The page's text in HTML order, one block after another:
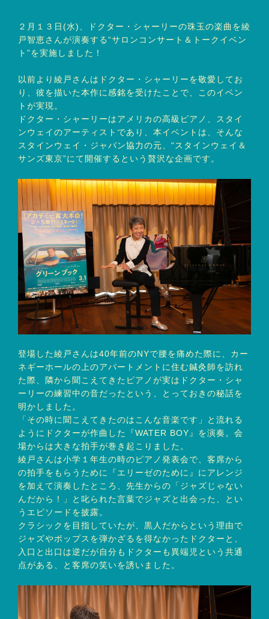
２月１３日(水)、ドクター・シャーリーの珠玉の楽曲を綾
戸智恵さんが演奏する“サロンコンサート＆トークイベン
ト”を実施しました！
以前より綾戸さんはドクター・シャーリーを敬愛してお
り、彼を描いた本作に感銘を受けたことで、このイベン
トが実現。
ドクター・シャーリーはアメリカの高級ピアノ、スタイ
ンウェイのアーティストであり、本イベントは、そんな
スタインウェイ・ジャパン協力の元、“スタインウェイ＆
サンズ東京”にて開催するという贅沢な企画です。
登場した綾戸さんは40年前のNYで腰を痛めた際に、カー
ネギーホールの上のアパートメントに住む鍼灸師を訪れ
た際、隣から聞こえてきたピアノが実はドクター・シャ
ーリーの練習中の音だったという、とっておきの秘話を
明かしました。
「その時に聞こえてきたのはこんな音楽です」と流れる
ようにドクターが作曲した『WATER BOY』を演奏。会
場からは大きな拍手が巻き起こりました。
綾戸さんは小学１年生の時のピアノ発表会で、客席から
の拍手をもらうために『エリーゼのために』にアレンジ
を加えて演奏したところ、先生からの「ジャズじゃない
んだから！」と叱られた言葉でジャズと出会った、とい
うエピソードを披露。
クラシックを目指していたが、黒人だからという理由で
ジャズやポップスを弾かざるを得なかったドクターと、
入口と出口は逆だが自分もドクターも異端児という共通
点がある、と客席の笑いを誘いました。